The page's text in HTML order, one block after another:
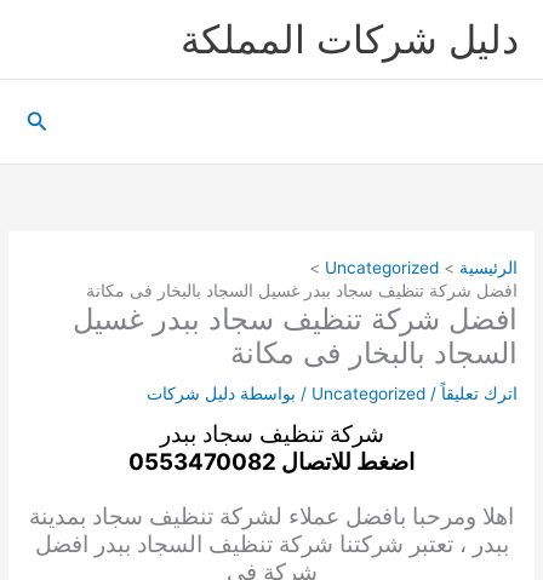
دليل شركات المملكة
الرئيسية
Uncategorized
افضل شركة تنظيف سجاد ببدر غسيل السجاد بالبخار فى مكانة
افضل شركة تنظيف سجاد ببدر غسيل
السجاد بالبخار فى مكانة
اترك تعليقاً /
Uncategorized / بواسطة دليل شركات
شركة تنظيف سجاد ببدر
اضغط للاتصال 0553470082
اهلا ومرحبا بافضل عملاء لشركة تنظيف سجاد بمدينة
ببدر ، تعتبر شركتنا شركة تنظيف
السجاد ببدر افضل
شركة فى